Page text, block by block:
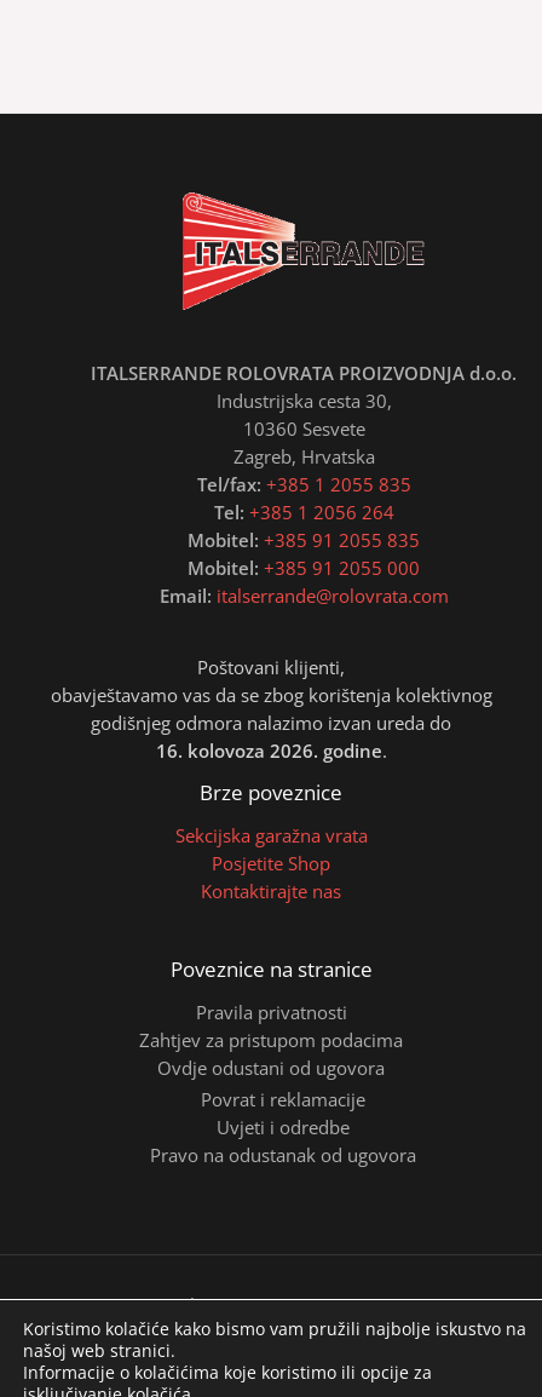
ITALSERRANDE ROLOVRATA PROIZVODNJA d.o.o.
Industrijska cesta 30,
10360 Sesvete
Zagreb, Hrvatska
Tel/fax: +385 1 2055 835
Tel: +385 1 2056 264
Mobitel: +385 91 2055 835
Mobitel: +385 91 2055 000
Email: italserrande@rolovrata.com
Poštovani klijenti,
obavještavamo vas da se zbog korištenja kolektivnog
godišnjeg odmora nalazimo izvan ureda do
16. kolovoza 2026. godine.
Brze poveznice
Sekcijska garažna vrata
Posjetite Shop
Kontaktirajte nas
Poveznice na stranice
Pravila privatnosti
Zahtjev za pristupom podacima
Ovdje odustani od ugovora
Povrat i reklamacije
Uvjeti i odredbe
Pravo na odustanak od ugovora
Copyright © 2026 | ITALSERRANDE
Koristimo kolačiće kako bismo vam pružili najbolje iskustvo na
našoj web stranici.
Informacije o kolačićima koje koristimo ili opcije za